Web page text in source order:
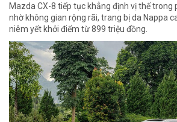
Mazda CX-8 tiếp tục khẳng định vị thế trong
nhờ không gian rộng rãi, trang bị da Nappa
niêm yết khởi điểm từ 899 triệu đồng.